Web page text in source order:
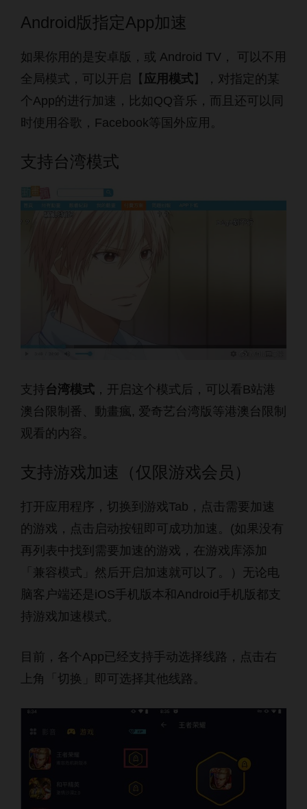
Android版指定App加速
如果你用的是安卓版，或 Android TV， 可以不用
全局模式，可以开启【 应用模式 】，对指定的某
个App的进行加速，比如QQ音乐，而且还可以同
时使用谷歌，Facebook等国外应用。
支持台湾模式
支持 台湾模式 ，开启这个模式后，可以看B站港
澳台限制番、動畫瘋, 爱奇艺台湾版等港澳台限制
观看的内容。
支持游戏加速（仅限游戏会员）
打开应用程序，切换到游戏Tab，点击需要加速
的游戏，点击启动按钮即可成功加速。(如果没有
再列表中找到需要加速的游戏，在游戏库添加
「兼容模式」然后开启加速就可以了。）无论电
脑客户端还是iOS手机版本和Android手机版都支
持游戏加速模式。
目前，各个App已经支持手动选择线路，点击右
上角「切换」即可选择其他线路。